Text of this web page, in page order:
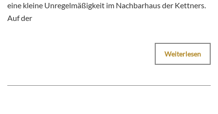
eine kleine Unregelmäßigkeit im Nachbarhaus der Kettners.
Auf der
Weiterlesen